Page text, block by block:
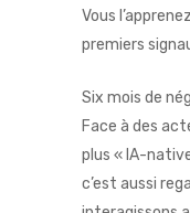
Vous
premiers
Six mois de
Face à des
plus « IA-
c’est aussi